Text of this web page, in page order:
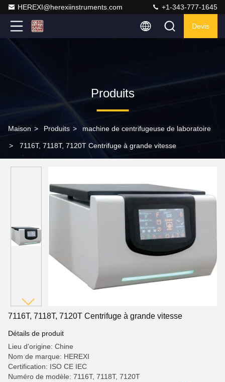
HEREXI@herexiinstruments.com +1-343-777-1645
Devis
Produits
Maison > Produits > machine de centrifugeuse de laboratoire
> 7116T, 7118T, 7120T Centrifuge à grande vitesse
7116T, 7118T, 7120T Centrifuge à grande vitesse
Détails de produit
Lieu d'origine: Chine
Nom de marque: HEREXI
Certification: ISO CE IEC
Numéro de modèle: 7116T, 7118T, 7120T